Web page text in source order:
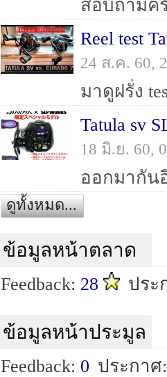
Reel test
24 ส.ค. 60,
Tatula sv
18 มิ.ย. 60,
ดูทั้งหมด...
ข้อมูลหน้าตลาด
Feedback: 28 ประ
ข้อมูลหน้าประมูล
Feedback: 0 ประกาศ